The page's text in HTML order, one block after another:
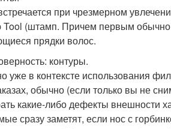
при чрезмерном
Tool (штамп. Причем первым
прядки волос.
контуры.
уже в контексте использования
обычно (если только вы не
какие-либо дефекты внешности
сразу заметят, если нос с